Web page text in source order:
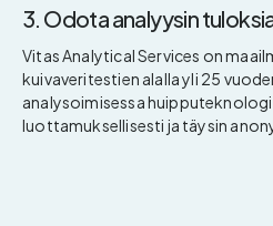
3. Odota analyysin
Vitas Analytical Services on
kuivaveritestien alalla yli 25
analysoimisessa
luottamuksellisesti ja täysin